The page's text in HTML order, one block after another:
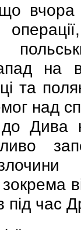
вчора
та
над
Дива
під час